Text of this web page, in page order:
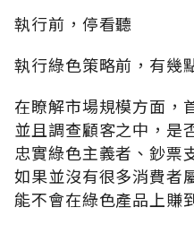
執行前，停看聽
執行綠色策略前，有幾
在瞭解市場規模方面，
並且調查顧客之中，是
忠實綠色主義者、鈔票
如果並沒有很多消費者
能不會在綠色產品上賺